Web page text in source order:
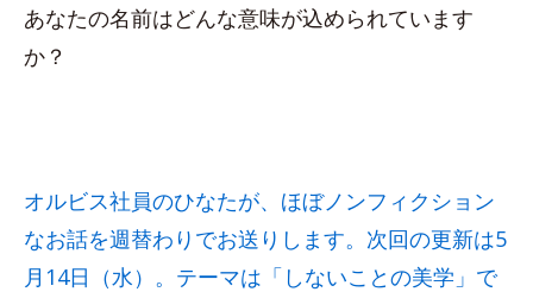
あなたの名前はどんな意味が込められています
か？
オルビス社員のひなたが、ほぼノンフィクション
なお話を週替わりでお送りします。次回の更新は5
月14日（水）。テーマは「しないことの美学」で